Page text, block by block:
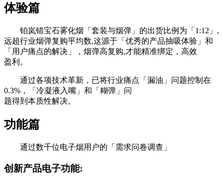
体验篇
铂岚错宝石雾化烟「套装与烟弹」的出货比例为「1:12」,
远超行业烟弹复购平均数,这源于「优秀的产品抽吸体验」和
「用户痛点的解决」，烟弹高复购,才能精准绑定，高效
盈利。
通过各项技术革新，已将行业痛点「漏油」问题控制在
0.3%，「冷凝液入嘴」和「糊弹」问
题得到本质性解决。
功能篇
通过数千位电子烟用户的「需求问卷调查」
创新产品电子功能: